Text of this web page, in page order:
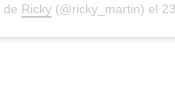
de Ricky (@ricky_martin) el